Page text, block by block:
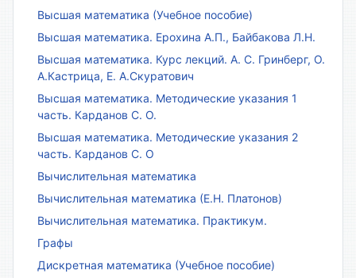
Высшая математика (Учебное пособие)
Высшая математика. Ерохина А.П., Байбакова Л.Н.
Высшая математика. Курс лекций. А. С. Гринберг, О.
А.Кастрица, Е. А.Скуратович
Высшая математика. Методические указания 1
часть. Карданов С. О.
Высшая математика. Методические указания 2
часть. Карданов С. О
Вычислительная математика
Вычислительная математика (Е.Н. Платонов)
Вычислительная математика. Практикум.
Графы
Дискретная математика (Учебное пособие)